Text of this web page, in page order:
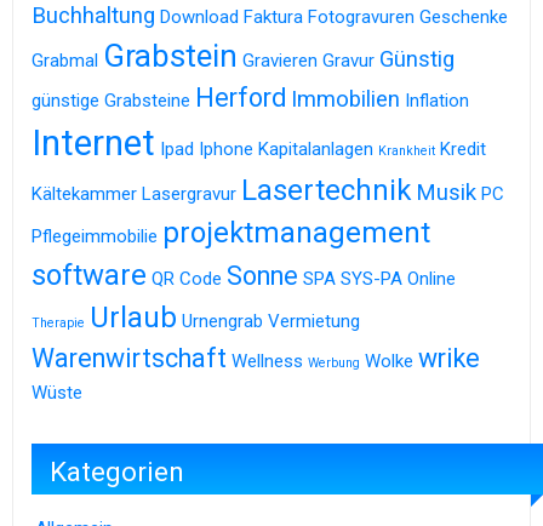
Buchhaltung Download Faktura Fotogravuren Geschenke
Grabmal Grabstein Gravieren Gravur Günstig
günstige Grabsteine Herford Immobilien Inflation
Internet Ipad Iphone Kapitalanlagen Krankheit Kredit
Kältekammer Lasergravur Lasertechnik Musik PC
Pflegeimmobilie projektmanagement
software QR Code Sonne SPA SYS-PA Online
Therapie Urlaub Urnengrab Vermietung
Warenwirtschaft Wellness Werbung Wolke wrike
Wüste
Kategorien